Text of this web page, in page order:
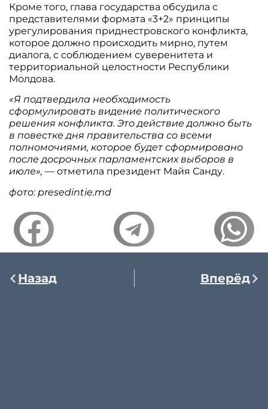
Кроме того, глава государства обсудила с
представителями формата «3+2» принципы
урегулирования приднестровского конфликта,
которое должно происходить мирно, путем
диалога, с соблюдением суверенитета и
территориальной целостности Республики
Молдова.
«Я подтвердила необходимость
сформулировать видение политического
решения конфликта. Это действие должно быть
в повестке дня правительства со всеми
полномочиями, которое будет сформировано
после досрочных парламентских выборов в
июле», —отметила президент Майя Санду.
фото: presedintie.md
Назад Вперёд